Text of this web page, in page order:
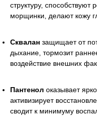
структуру,
морщинки, делают кожу
Сквалан защищает от
дыхание, тормозит
воздействие внешних
Пантенол оказывает
активизирует
сводит к минимуму